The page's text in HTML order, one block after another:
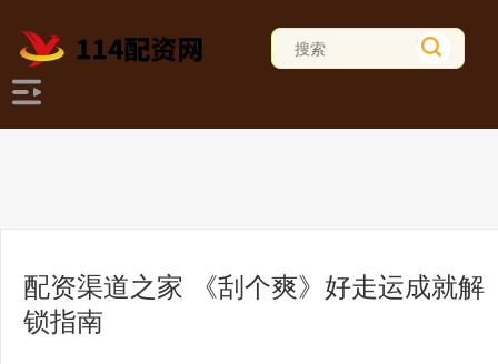
配资渠道之家 《刮个爽》好走运成就解
锁指南